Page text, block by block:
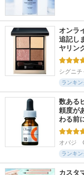
オンラ
追記し
ヤリン
シグニ
ランキン
数ある
頼度が
わる前
オバジ
ランキン
カスタ